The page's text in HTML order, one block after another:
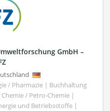
GmbH –
/ Pharmazie | Buchhaltung
/ Petro-Chemie |
und Betriebsstoffe |